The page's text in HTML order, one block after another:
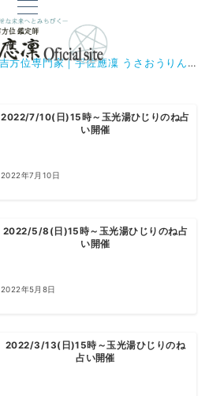
奇門遁甲・九星気学による吉方位専門家｜宇佐應凜 うさおうりん
2022/7/10(日)15時～玉光湯ひじりのね占
い開催
2022年7月10日
2022/5/8(日)15時～玉光湯ひじりのね占
い開催
2022年5月8日
2022/3/13(日)15時～玉光湯ひじりのね
占い開催